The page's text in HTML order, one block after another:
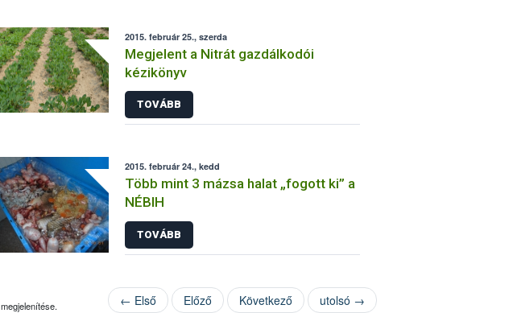
2015. február 25., szerda
Megjelent a Nitrát gazdálkodói
kézikönyv
TOVÁBB
2015. február 24., kedd
Több mint 3 mázsa halat „fogott ki” a
NÉBIH
TOVÁBB
← Első Előző Következő utolsó →